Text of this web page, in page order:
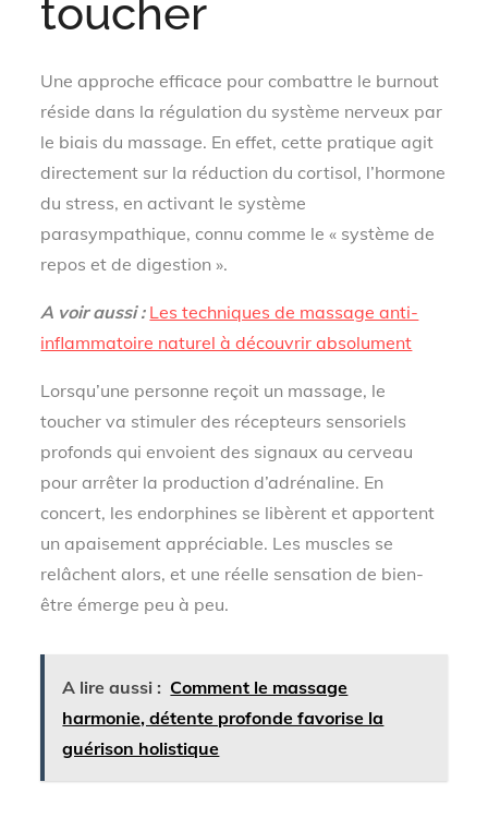
toucher
Une approche efficace pour combattre le burnout
réside dans la régulation du système nerveux par
le biais du massage. En effet, cette pratique agit
directement sur la réduction du cortisol, l’hormone
du stress, en activant le système
parasympathique, connu comme le « système de
repos et de digestion ».
A voir aussi : Les techniques de massage anti-
inflammatoire naturel à découvrir absolument
Lorsqu’une personne reçoit un massage, le
toucher va stimuler des récepteurs sensoriels
profonds qui envoient des signaux au cerveau
pour arrêter la production d’adrénaline. En
concert, les endorphines se libèrent et apportent
un apaisement appréciable. Les muscles se
relâchent alors, et une réelle sensation de bien-
être émerge peu à peu.
A lire aussi : Comment le massage
harmonie, détente profonde favorise la
guérison holistique